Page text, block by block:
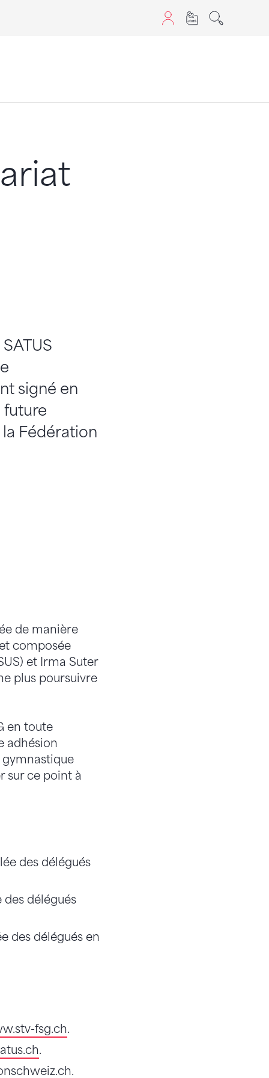
signé en
future
Fédération
de manière
composée
et Irma Suter
plus poursuivre
en toute
adhésion
gymnastique
sur ce point à
des délégués
des délégués
des délégués en
fsg.ch.
.
.